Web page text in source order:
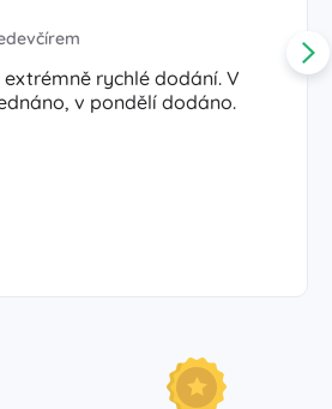
rychlé dodání. V
v pondělí dodáno.